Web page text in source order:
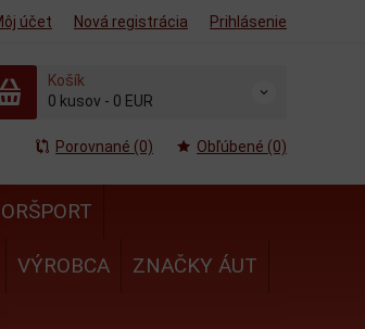
účet Nová registrácia Prihlásenie
Košík
0 kusov - 0 EUR
Porovnané (0) Obľúbené (0)
VÝROBCA ZNAČKY ÁUT